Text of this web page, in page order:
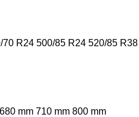
70 R24 500/85 R24 520/85 R38
680 mm 710 mm 800 mm